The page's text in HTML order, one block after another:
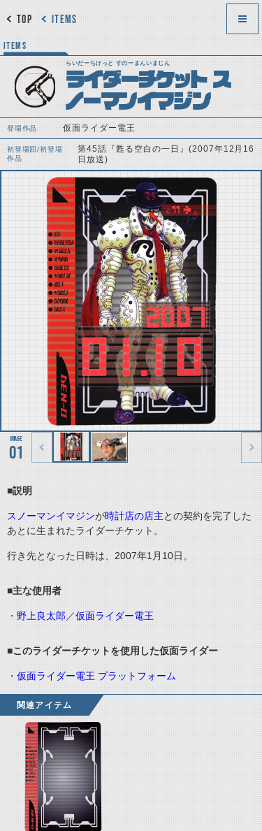
ITEMS
TOP
ITEMS
らいだーちけっと すのーまんいまじん
ライダーチケット ス
ノーマンイマジン
登場作品 仮面ライダー電王
初登場回/初登場
作品
第45話『甦る空白の一日』(2007年12月16
日放送)
01
■説明
スノーマンイマジンが時計店の店主との契約を完了した
あとに生まれたライダーチケット。
行き先となった日時は、2007年1月10日。
■主な使用者
・ 野上良太郎 ／仮面ライダー電王
■このライダーチケットを使用した仮面ライダー
・ 仮面ライダー電王 プラットフォーム
関連アイテム